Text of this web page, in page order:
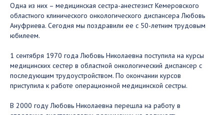
Одна из них – медицинская сестра-анестезист Кемеровского
областного клинического онкологического диспансера Любовь
Ануфриева. Сегодня мы поздравили ее с 50-летним трудовым
юбилеем.
1 сентября 1970 года Любовь Николаевна поступила на курсы
медицинских сестер в областной онкологический диспансер с
последующим трудоустройством. По окончании курсов
приступила к работе операционной медицинской сестры.
В 2000 году Любовь Николаевна перешла на работу в